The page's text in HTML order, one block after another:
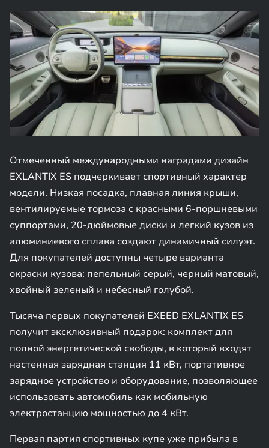
Отмеченный международными наградами дизайн
EXLANTIX ES подчеркивает спортивный характер
модели. Низкая посадка, плавная линия крыши,
вентилируемые тормоза с красными 6-поршневыми
суппортами, 20-дюймовые диски и легкий кузов из
алюминиевого сплава создают динамичный силуэт.
Для покупателей доступны четыре варианта
окраски кузова: пепельный серый, черный матовый,
хвойный зеленый и небесный голубой.
Тысяча первых покупателей EXEED EXLANTIX ES
получит эксклюзивный подарок: комплект для
полной энергетической свободы, в который входят
настенная зарядная станция 11 кВт, портативное
зарядное устройство и оборудование, позволяющее
использовать автомобиль как мобильную
электростанцию мощностью до 4 кВт.
Первая партия спортивных купе уже прибыла в